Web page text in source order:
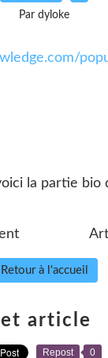
Par dyloke
la partie bio
Retour à l'accueil
article
Repost 0